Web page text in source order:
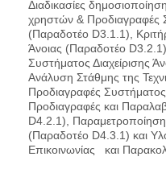
Διαδικασίες
χρηστών & Προδιαγραφές
(Παραδοτέο D3.1.1),
Άνοιας (Παραδοτέο
Συστήματος Διαχείρισης
Ανάλυση Στάθμης της
Προδιαγραφές
Προδιαγραφές και
D4.2.1),
(Παραδοτέο D4.3.1) και
Επικοινωνίας και